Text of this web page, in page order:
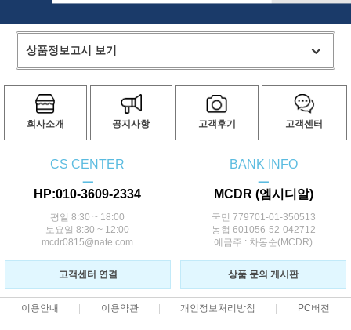
상품정보고시 보기
회사소개 공지사항 고객후기 고객센터
CS CENTER
ㅡ
HP:010-3609-2334
평일 8:30 ~ 18:00
토요일 8:30 ~ 12:00
mcdr0815@nate.com
BANK INFO
ㅡ
MCDR (엠시디알)
국민 779701-01-350513
농협 601056-52-042712
예금주 : 차동순(MCDR)
고객센터 연결 상품 문의 게시판
이용안내 이용약관 개인정보처리방침 PC버전